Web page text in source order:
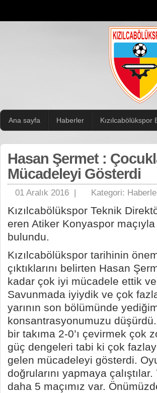
Ana sayfa Haberler Kızılcabölükspor
Hasan Şermet :
Mücadeleyi Gösterdi
01 Aralık 2016 | Kategori:
Kızılcabölükspor Teknik
eren Atiker Konyaspor
bulundu.
Kızılcabölükspor tarihinin
çıktıklarını belirten Hasan
kadar çok iyi mücadele ettik
Savunmada iyiydik ve çok
yarının son bölümünde
konsantrasyonumuzu
bir takıma 2-0’ı çevirmek çok
güç dengeleri tabi ki çok
gelen mücadeleyi gösterdi.
doğrularını yapmaya
daha 5 maçımız var.